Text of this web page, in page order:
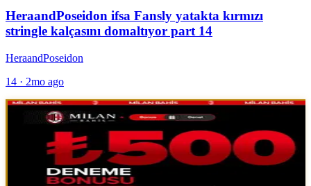
HeraandPoseidon ifsa Fansly yatakta kırmızı
stringle kalçasını domaltıyor part 14
HeraandPoseidon
14 · 2mo ago